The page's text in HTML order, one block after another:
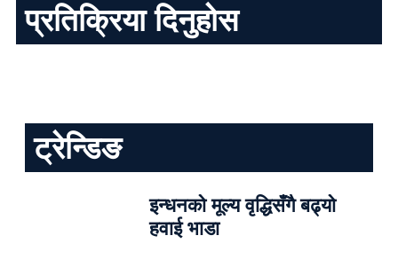
प्रतिक्रिया दिनुहोस
ट्रेन्डिङ
इन्धनको मूल्य वृद्धिसँगै बढ्यो
हवाई भाडा